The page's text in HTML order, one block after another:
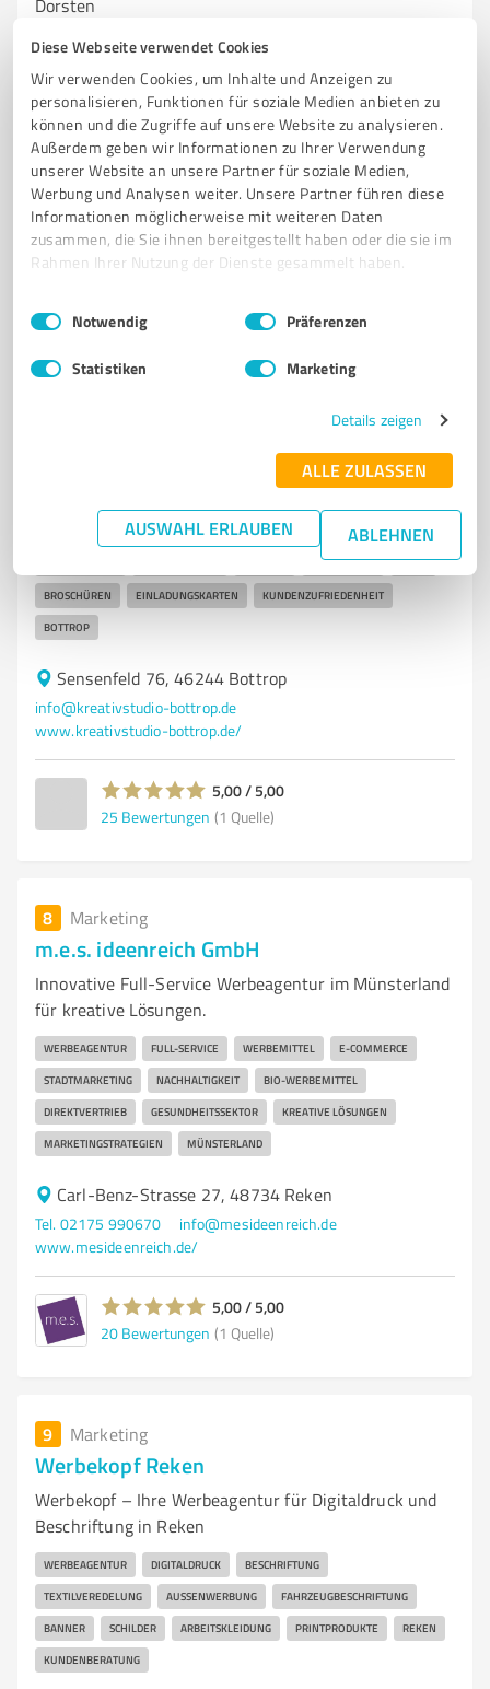
Diese Webseite verwendet Cookies
Wir verwenden Cookies, um Inhalte und Anzeigen zu
personalisieren, Funktionen für soziale Medien anbieten zu
können und die Zugriffe auf unsere Website zu analysieren.
Außerdem geben wir Informationen zu Ihrer Verwendung
unserer Website an unsere Partner für soziale Medien,
Werbung und Analysen weiter. Unsere Partner führen diese
Informationen möglicherweise mit weiteren Daten
zusammen, die Sie ihnen bereitgestellt haben oder die sie im
Rahmen Ihrer Nutzung der Dienste gesammelt haben.
Impressum Datenschutzbestimmungen
Einwilligungsauswahl
Notwendig Präferenzen
Statistiken Marketing
Details zeigen
ALLE ZULASSEN
AUSWAHL ERLAUBEN ABLEHNEN
Dorsten
WERBEAGENTUR GRAFIKDESIGN PRINT
VISITENKARTEN FLYER PLAKATE WERBETECHNIK WEBDESIGN
BUSINESSFOTOGRAFIE INDIVIDUELLE BERATUNG
Fürst-Leopold-Platz 1, 46284 Dorsten
info@creative-print.de www.creative-print.de/
5,00 / 5,00
14 Bewertungen (1 Quelle)
7 Marketing
Kreativstudio Bottrop - Ihre Werbeagentur für kreative
WERBEAGENTUR DRUCKSACHENGESTALTUNG KREATIVE LÖSUNGEN
POSTKARTEN FLYER
BROSCHÜREN EINLADUNGSKARTEN KUNDENZUFRIEDENHEIT
BOTTROP
Sensenfeld 76, 46244 Bottrop
info@kreativstudio-bottrop.de
www.kreativstudio-bottrop.de/
5,00 / 5,00
25 Bewertungen (1 Quelle)
8 Marketing
m.e.s. ideenreich GmbH
Innovative Full-Service Werbeagentur im Münsterland
für kreative Lösungen.
WERBEAGENTUR FULL-SERVICE WERBEMITTEL E-COMMERCE
STADTMARKETING NACHHALTIGKEIT BIO-WERBEMITTEL
DIREKTVERTRIEB GESUNDHEITSSEKTOR KREATIVE LÖSUNGEN
MARKETINGSTRATEGIEN MÜNSTERLAND
Carl-Benz-Strasse 27, 48734 Reken
Tel. 02175 990670
info@mesideenreich.de
www.mesideenreich.de/
5,00 / 5,00
20 Bewertungen (1 Quelle)
9 Marketing
Werbekopf Reken
Werbekopf – Ihre Werbeagentur für Digitaldruck und
Beschriftung in Reken
WERBEAGENTUR DIGITALDRUCK BESCHRIFTUNG
TEXTILVEREDELUNG AUSSENWERBUNG FAHRZEUGBESCHRIFTUNG
BANNER SCHILDER ARBEITSKLEIDUNG PRINTPRODUKTE REKEN
KUNDENBERATUNG